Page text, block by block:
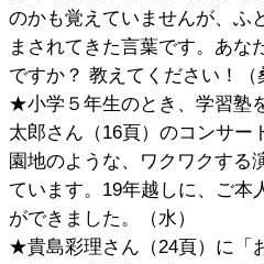
のかも覚えていませんが、ふ
まされてきた言葉です。あな
ですか？ 教えてください！（
★小学５年生のとき、学習塾
太郎さん（16頁）のコンサー
園地のような、ワクワクする
ています。19年越しに、ご本
ができました。（水）
★貴島彩理さん（24頁）に「